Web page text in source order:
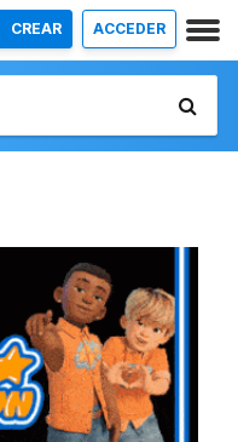
CREAR ACCEDER